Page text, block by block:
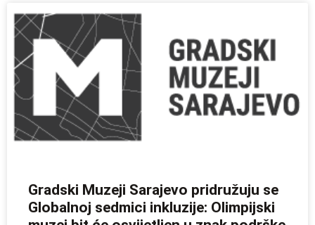
Gradski Muzeji Sarajevo pridružuju se
Globalnoj sedmici inkluzije: Olimpijski